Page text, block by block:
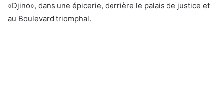
«Djino», dans une épicerie, derrière le palais de justice et
au Boulevard triomphal.